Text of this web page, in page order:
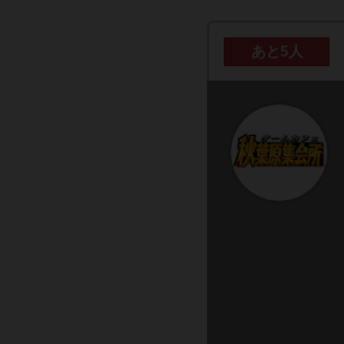
あと 5人